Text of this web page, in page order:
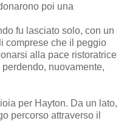
poi una
fu lasciato solo, con un
comprese che il peggio
alla pace ristoratrice
nuovamente,
per Hayton. Da un lato,
percorso attraverso il